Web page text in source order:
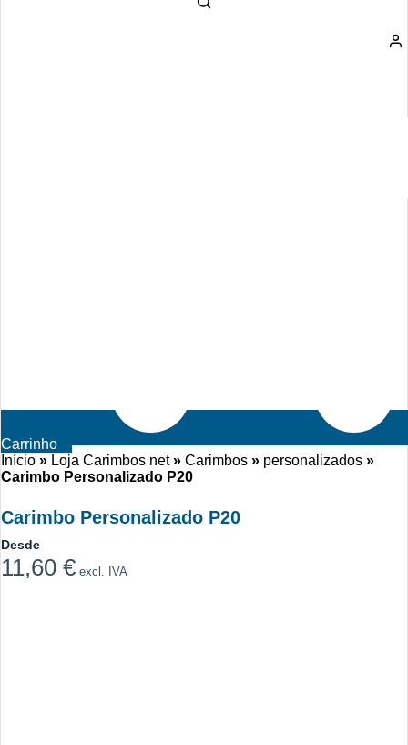
Carrinho
Início » Loja Carimbos net» Carimbos » personalizados »
Carimbo Personalizado P20
Carimbo Personalizado P20
Desde
11,60 € excl. IVA